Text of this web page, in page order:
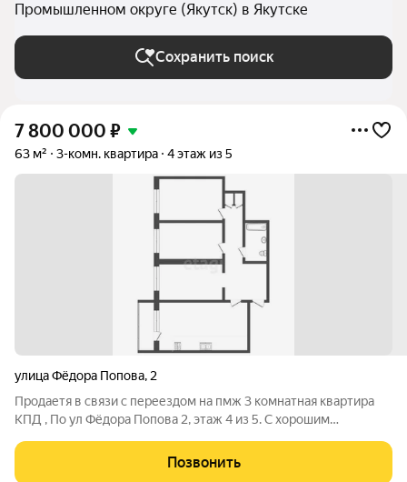
Промышленном округе (Якутск) в Якутске
Сохранить поиск
7 800 000 ₽
63 м² 3-комн. квартира 4 этаж из 5
улица Фёдора Попова, 2
Продаетя в связи с переездом на пмж 3 комнатная квартира
КПД , По ул Фёдора Попова 2, этаж 4 из 5. С хорошим
выровнены, во всей квартире полностью окна стеклопакеты.
Балкон застеклен, санузел
Позвонить